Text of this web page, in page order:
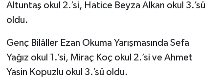
Altuntaş okul 2.’si, Hatice Beyza Alkan okul 3.’sü
oldu.
Genç Bilâller Ezan Okuma Yarışmasında Sefa
Yağız okul 1.’si, Miraç Koç okul 2.’si ve Ahmet
Yasin Kopuzlu okul 3.’sü oldu.